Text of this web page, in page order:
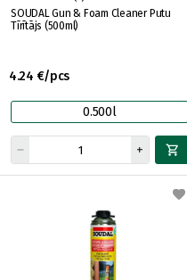
SOUDAL Gun & Foam Cleaner Putu
Tīrītājs (500ml)
4.24 €/pcs
0.500l